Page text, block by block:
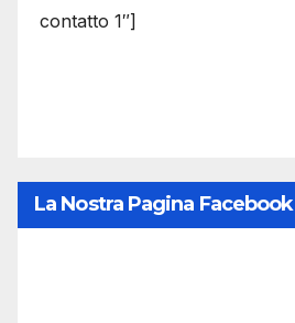
contatto 1″]
La Nostra Pagina Facebook